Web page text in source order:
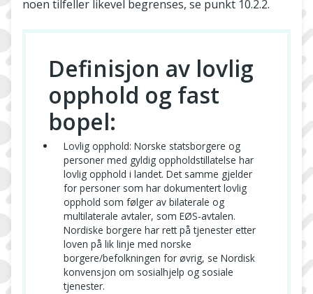
noen tilfeller likevel begrenses, se punkt 10.2.2.
Definisjon av lovlig
opphold og fast
bopel:
Lovlig opphold: Norske statsborgere og
personer med gyldig oppholdstillatelse har
lovlig opphold i landet. Det samme gjelder
for personer som har dokumentert lovlig
opphold som følger av bilaterale og
multilaterale avtaler, som EØS-avtalen.
Nordiske borgere har rett på tjenester etter
loven på lik linje med norske
borgere/befolkningen for øvrig, se Nordisk
konvensjon om sosialhjelp og sosiale
tjenester.